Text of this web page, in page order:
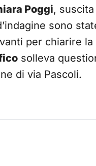
Poggi,
sono
per chiarire la
solleva
di via Pascoli.